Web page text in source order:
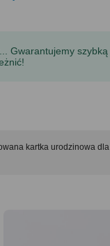
Gwarantujemy
kartka urodzinowa